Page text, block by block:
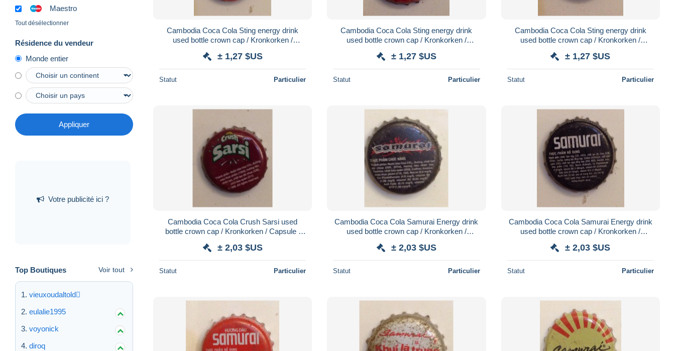
Maestro
Tout désélectionner
Résidence du vendeur
Monde entier
Appliquer
Votre publicité ici ?
Top Boutiques Voir tout
vieuxoudaltold
eulalie1995
voyonick
diroq
Cambodia Coca Cola Sting energy drink
used bottle crown cap / Kronkorken /
± 1,27 $US
Statut Particulier
Cambodia Coca Cola Sting energy drink
used bottle crown cap / Kronkorken /
± 1,27 $US
Statut Particulier
Cambodia Coca Cola Sting energy drink
used bottle crown cap / Kronkorken /
± 1,27 $US
Statut Particulier
Cambodia Coca Cola Crush Sarsi used
bottle crown cap / Kronkorken / Capsule /
± 2,03 $US
Statut Particulier
Cambodia Coca Cola Samurai Energy drink
used bottle crown cap / Kronkorken /
± 2,03 $US
Statut Particulier
Cambodia Coca Cola Samurai Energy drink
used bottle crown cap / Kronkorken /
± 2,03 $US
Statut Particulier